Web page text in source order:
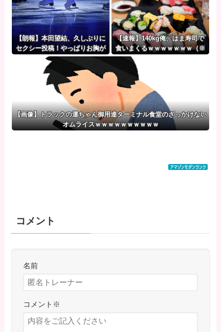
【朗報】本田望結、久しぶりに
セクシー投稿！やっぱりお胸が
でかかった！
【速報】140kg俺、はま寿司で
食いまくるｗｗｗｗｗｗｗ（※
【画像】トラックの運ちゃん御用達ターミナル食堂のざっかけない
オムライスｗｗｗｗｗｗｗｗｗｗ
コメント
名前
コメント ※